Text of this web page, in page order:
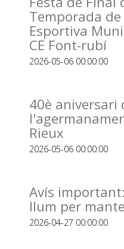
Temporada de
Esportiva
CE Font-rubí
2026-05-06 00:00:00
40è aniversari
Rieux
2026-05-06 00:00:00
Avís
llum per
2026-04-27 00:00:00